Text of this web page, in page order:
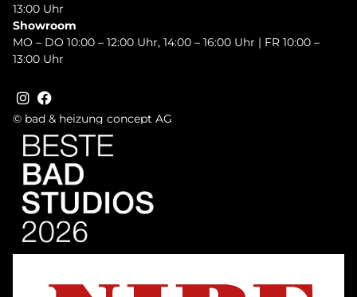
© bad & heizung concept AG
13:00 Uhr
Showroom
MO – DO 10:00 – 12:00 Uhr, 14:00 – 16:00 Uhr | FR 10:00 –
13:00 Uhr